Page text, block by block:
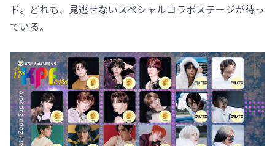
ド。どれも、見逃せないスペシャルコラボステージが待っ
ている。